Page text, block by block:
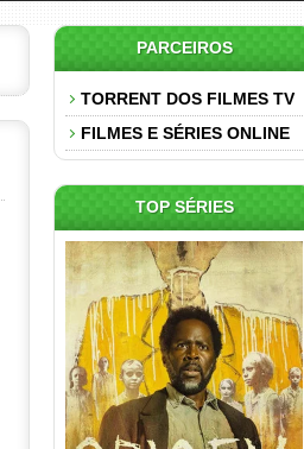
PARCEIROS
TORRENT DOS FILMES TV
FILMES E SÉRIES ONLINE
TOP SÉRIES
Origem 4ª Temporada Torrent
(2026) WEB-DL 1080p/4K
Dual Áudio